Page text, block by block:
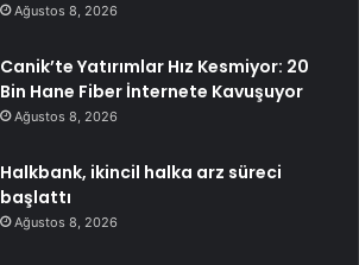
Ağustos 8, 2026
Canik’te Yatırımlar Hız Kesmiyor: 20
Bin Hane Fiber İnternete Kavuşuyor
Ağustos 8, 2026
Halkbank, ikincil halka arz süreci
başlattı
Ağustos 8, 2026